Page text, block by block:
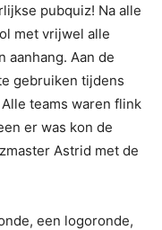
pubquiz! Na alle
met vrijwel alle
aanhang. Aan de
gebruiken tijdens
teams waren flink
er was kon de
Astrid met de
een logoronde,